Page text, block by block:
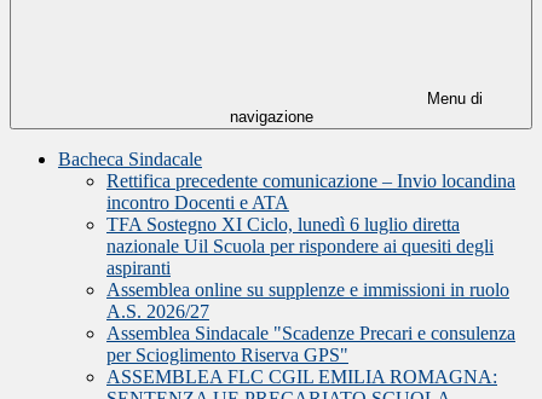
Menu di
navigazione
Bacheca Sindacale
Rettifica precedente comunicazione – Invio locandina
incontro Docenti e ATA
TFA Sostegno XI Ciclo, lunedì 6 luglio diretta
nazionale Uil Scuola per rispondere ai quesiti degli
aspiranti
Assemblea online su supplenze e immissioni in ruolo
A.S. 2026/27
Assemblea Sindacale "Scadenze Precari e consulenza
per Scioglimento Riserva GPS"
ASSEMBLEA FLC CGIL EMILIA ROMAGNA: